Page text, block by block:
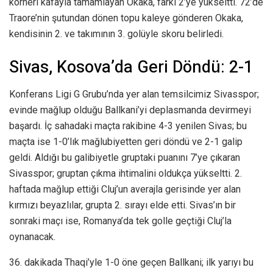
korneri kafayla tamamlayan Okaka, farkı 2’ye yükseltti. 72’de
Traore’nin şutundan dönen topu kaleye gönderen Okaka,
kendisinin 2. ve takımının 3. golüyle skoru belirledi.
Sivas, Kosova’da Geri Döndü: 2-1
Konferans Ligi G Grubu’nda yer alan temsilcimiz Sivasspor;
evinde mağlup olduğu Ballkani’yi deplasmanda devirmeyi
başardı. İç sahadaki maçta rakibine 4-3 yenilen Sivas; bu
maçta ise 1-0’lık mağlubiyetten geri döndü ve 2-1 galip
geldi. Aldığı bu galibiyetle gruptaki puanını 7’ye çıkaran
Sivasspor; gruptan çıkma ihtimalini oldukça yükseltti. 2.
haftada mağlup ettiği Cluj’un averajla gerisinde yer alan
kırmızı beyazlılar, grupta 2. sırayı elde etti. Sivas’ın bir
sonraki maçı ise, Romanya’da tek golle geçtiği Cluj’la
oynanacak.
36. dakikada Thaqi’yle 1-0 öne geçen Ballkani; ilk yarıyı bu